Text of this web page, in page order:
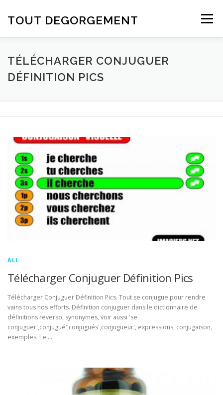
TOUT DEGORGEMENT Menu
TÉLÉCHARGER CONJUGUER
DÉFINITION PICS
ALL
Télécharger Conjuguer Définition Pics
Télécharger Conjuguer Définition Pics. Tout se conjugue pour rendre
vains tous nos efforts. Définition conjuguer dans le dictionnaire de
définitions reverso, synonymes, voir aussi 'se
conjuguer',conjugué',conjugués',conjugueur', expressions, conjugaison,
exemples. Le …